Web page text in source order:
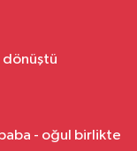
- oğul birlikte